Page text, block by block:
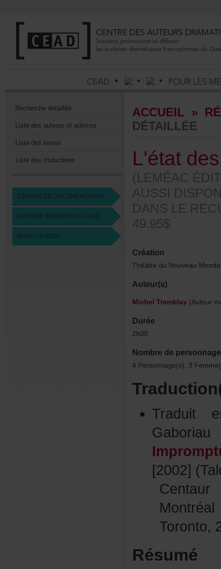
Recherchedétaillée
Listedesauteursetautrices
Listedestextes
Listedestraductions
CENTREDEDOCUMENTATION
DEVENIRMEMBREDUCEAD
FAIREUNDON
ACCUEIL »
DÉTAILLÉE
49.95$
Création
Auteur(s)
MichelTremblay
Durée
2h00
Résumé